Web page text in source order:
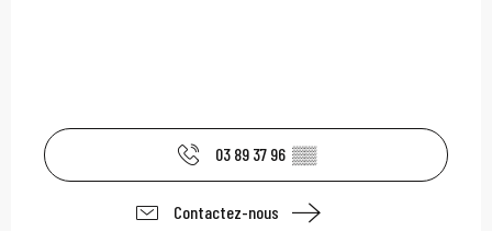
03 89 37 96 ▒▒
Contactez-nous